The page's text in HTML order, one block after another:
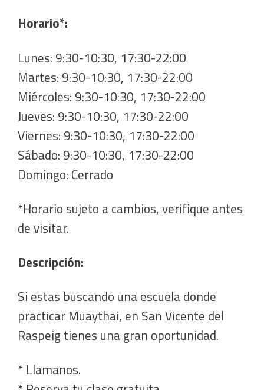
Horario*:
Lunes: 9:30-10:30, 17:30-22:00
Martes: 9:30-10:30, 17:30-22:00
Miércoles: 9:30-10:30, 17:30-22:00
Jueves: 9:30-10:30, 17:30-22:00
Viernes: 9:30-10:30, 17:30-22:00
Sábado: 9:30-10:30, 17:30-22:00
Domingo: Cerrado
*Horario sujeto a cambios, verifique antes
de visitar.
Descripción:
Si estas buscando una escuela donde
practicar Muaythai, en San Vicente del
Raspeig tienes una gran oportunidad.
* Llamanos.